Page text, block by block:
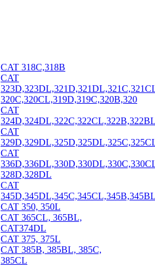
CAT 318С,318B
CAT
320C,320CL,319D,319C,320B,320
CAT
CAT
CAT
328D,328DL
CAT
345D,345DL,345C,345CL,345B,345BL
CAT 350, 350L
CAT 365CL, 365BL,
CAT374DL
CAT 375, 375L
CAT 385B, 385BL, 385C,
385CL